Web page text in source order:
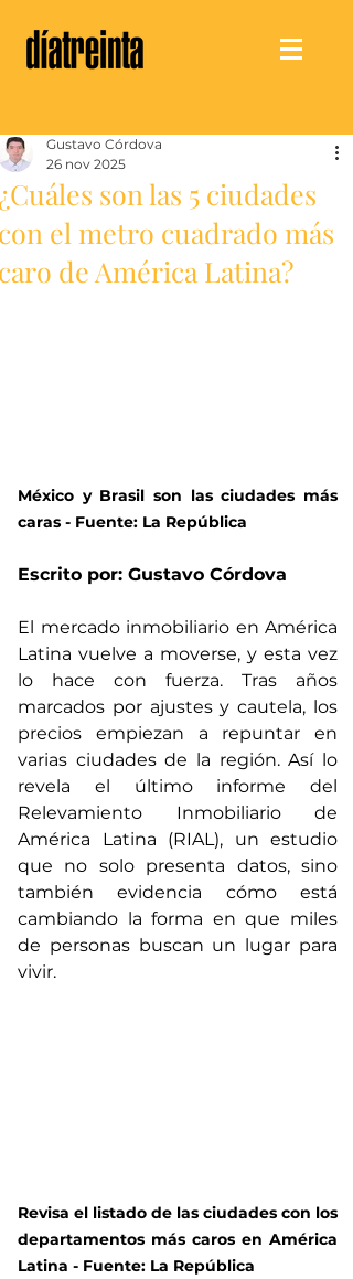
son las 5 ciudades
el metro cuadrado más
de América Latina?
Gustavo Córdova
26 nov 2025
México y Brasil son las ciudades más
caras - Fuente: La República
Escrito por: Gustavo Córdova
El mercado inmobiliario en América
Latina vuelve a moverse, y esta vez
lo hace con fuerza. Tras años
marcados por ajustes y cautela, los
precios empiezan a repuntar en
varias ciudades de la región. Así lo
revela el último informe del
Relevamiento Inmobiliario de
América Latina (RIAL), un estudio
que no solo presenta datos, sino
también evidencia cómo está
cambiando la forma en que miles
de personas buscan un lugar para
vivir.
Revisa el listado de las ciudades con los
departamentos más caros en América
Latina - Fuente: La República